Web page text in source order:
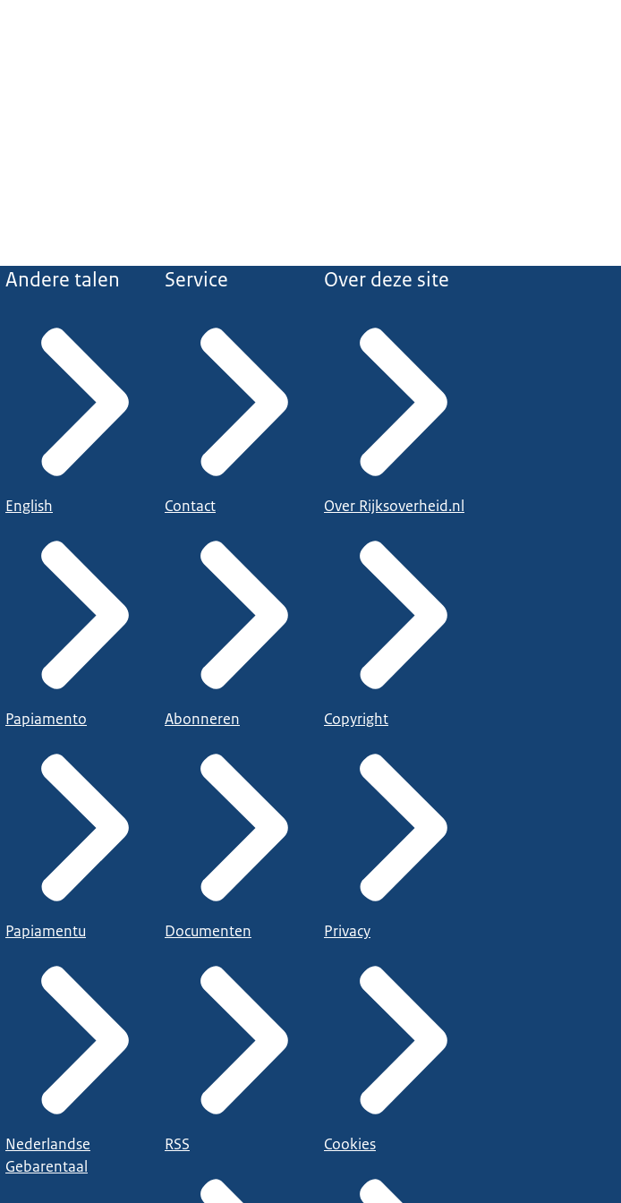
Andere talen
English
Papiamento
Papiamentu
Nederlandse
Gebarentaal
Service
Contact
Abonneren
Documenten
RSS
Over deze site
Over Rijksoverheid.nl
Copyright
Privacy
Cookies